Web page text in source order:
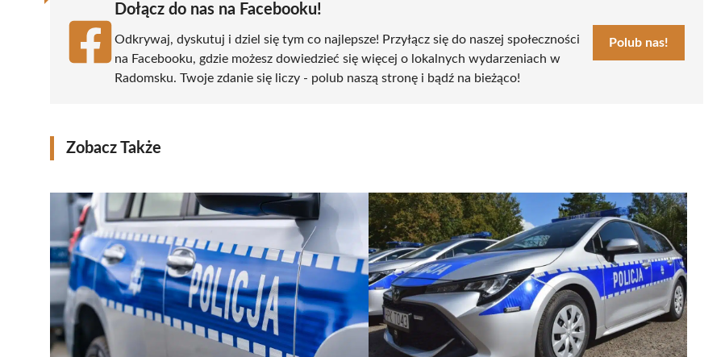
Dołącz do nas na Facebooku!
Odkrywaj, dyskutuj i dziel się tym co najlepsze! Przyłącz się do naszej społeczności
na Facebooku, gdzie możesz dowiedzieć się więcej o lokalnych wydarzeniach w
Radomsku. Twoje zdanie się liczy - polub naszą stronę i bądź na bieżąco!
Polub nas!
Zobacz Także